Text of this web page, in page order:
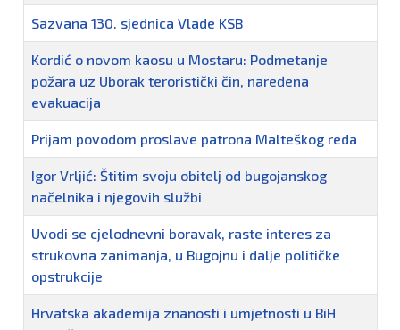
Sazvana 130. sjednica Vlade KSB
Kordić o novom kaosu u Mostaru: Podmetanje
požara uz Uborak teroristički čin, naređena
evakuacija
Prijam povodom proslave patrona Malteškog reda
Igor Vrljić: Štitim svoju obitelj od bugojanskog
načelnika i njegovih službi
Uvodi se cjelodnevni boravak, raste interes za
strukovna zanimanja, u Bugojnu i dalje političke
opstrukcije
Hrvatska akademija znanosti i umjetnosti u BiH